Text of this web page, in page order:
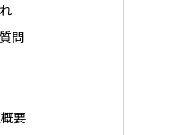
問
要